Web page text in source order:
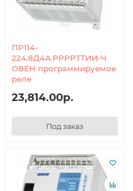
ПР114-
224.8Д4А.РРРРТТИИ-Ч
ОВЕН программируемое
реле
23,814.00р.
Под заказ